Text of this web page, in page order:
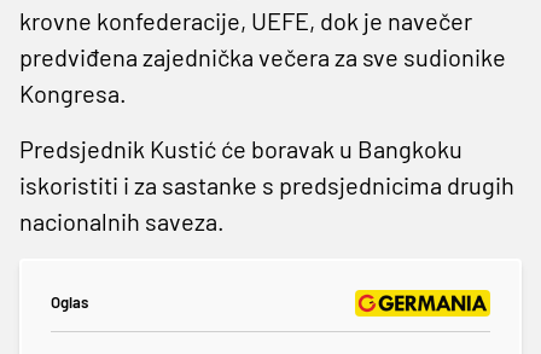
krovne konfederacije, UEFE, dok je navečer
predviđena zajednička večera za sve sudionike
Kongresa.
Predsjednik Kustić će boravak u Bangkoku
iskoristiti i za sastanke s predsjednicima drugih
nacionalnih saveza.
Oglas